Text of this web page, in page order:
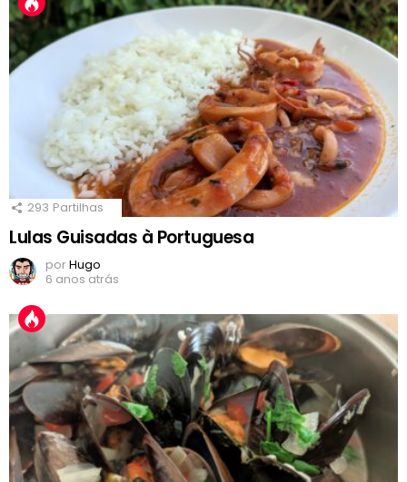
293 Partilhas
Lulas Guisadas à Portuguesa
porHugo
6 anos atrás